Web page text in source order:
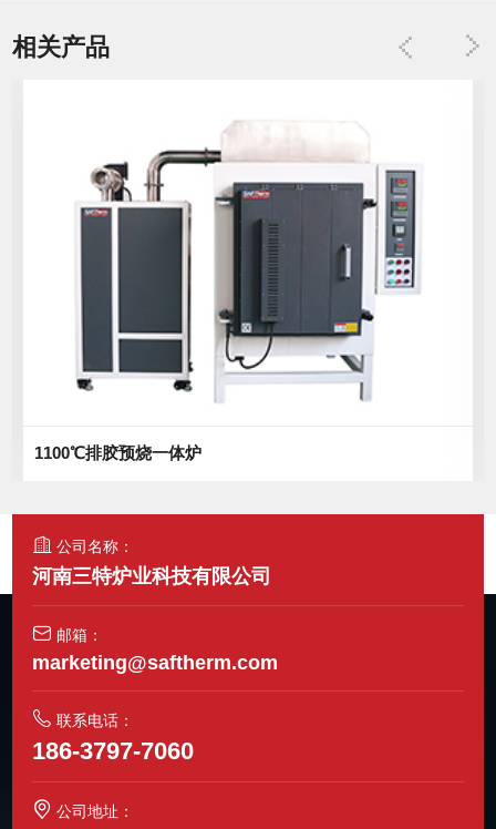
相关产品
1100℃排胶预烧一体炉
公司名称：
河南三特炉业科技有限公司
邮箱：
marketing@saftherm.com
联系电话：
186-3797-7060
公司地址：